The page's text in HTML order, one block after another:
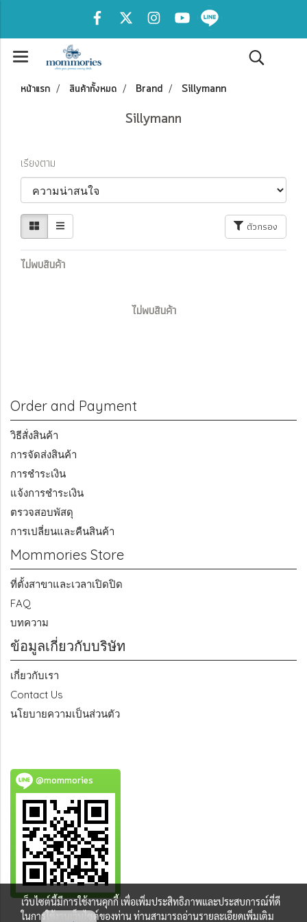
หน้าแรก สินค้าทั้งหมด Brand Sillymann
Sillymann
เรียงตาม
ตัวกรอง
ไม่พบสินค้า
ไม่พบสินค้า
Order and Payment
วิธีสั่งสินค้า
การจัดส่งสินค้า
การชำระเงิน
แจ้งการชำระเงิน
ตรวจสอบพัสดุ
การเปลี่ยนและคืนสินค้า
Mommories Store
ที่ตั้งสาขาและเวลาเปิดปิด
FAQ
บทความ
ข้อมูลเกี่ยวกับบริษัท
เกี่ยวกับเรา
Contact Us
นโยบายความเป็นส่วนตัว
@mommories
เว็บไซต์นี้มีการใช้งานคุกกี้ เพื่อเพิ่มประสิทธิภาพและประสบการณ์ที่ดี
ในการใช้งานเว็บไซต์ของท่าน ท่านสามารถอ่านรายละเอียดเพิ่มเติม